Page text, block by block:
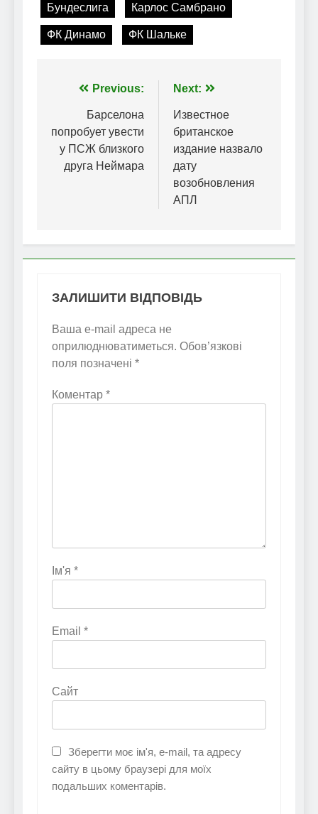
Бундеслига Карлос Самбрано
ФК Динамо ФК Шальке
Навігація
записів
Previous:
Барселона
попробует увести
у ПСЖ близкого
друга Неймара
Next:
Известное
британское
издание назвало
дату
возобновления
АПЛ
ЗАЛИШИТИ ВІДПОВІДЬ
Ваша e-mail адреса не
оприлюднюватиметься. Обов’язкові
поля позначені *
Коментар *
Ім'я *
Email *
Сайт
Зберегти моє ім'я, e-mail, та адресу
сайту в цьому браузері для моїх
подальших коментарів.